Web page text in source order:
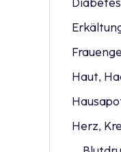
Diabetes
Haut,
Herz,